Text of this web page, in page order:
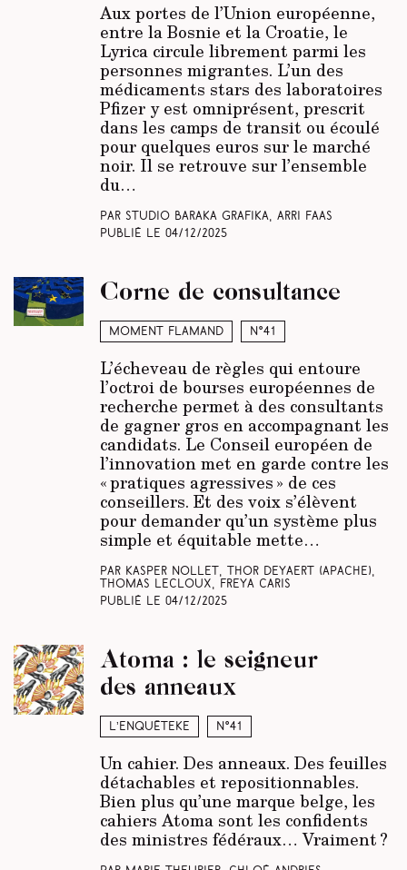
Aux portes de l’Union européenne,
entre la Bosnie et la Croatie, le
Lyrica circule librement parmi les
personnes migrantes. L’un des
médicaments stars des laboratoires
Pfizer y est omniprésent, prescrit
dans les camps de transit ou écoulé
pour quelques euros sur le marché
noir. Il se retrouve sur l’ensemble
du…
Par Studio Baraka Grafika, Arri Faas
Publié le 04/12/2025
Moment Flamand N°41
Corne de consultance
L’écheveau de règles qui entoure
l’octroi de bourses européennes de
recherche permet à des consultants
de gagner gros en accompagnant les
candidats. Le Conseil européen de
l’innovation met en garde contre les
« pratiques agressives » de ces
conseillers. Et des voix s’élèvent
pour demander qu’un système plus
simple et équitable mette…
Par Kasper Nollet, Thor Deyaert (Apache),
Thomas Lecloux, Freya Caris
Publié le 04/12/2025
L’enquêteke N°41
Atoma : le seigneur
des anneaux
Un cahier. Des anneaux. Des feuilles
détachables et repositionnables.
Bien plus qu’une marque belge, les
cahiers Atoma sont les confidents
des ministres fédéraux… Vraiment ?